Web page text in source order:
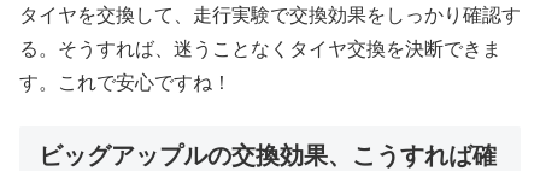
タイヤを交換して、走行実験で交換効果をしっかり確認す
る。そうすれば、迷うことなくタイヤ交換を決断できま
す。これで安心ですね！
ビッグアップルの交換効果、こうすれば確